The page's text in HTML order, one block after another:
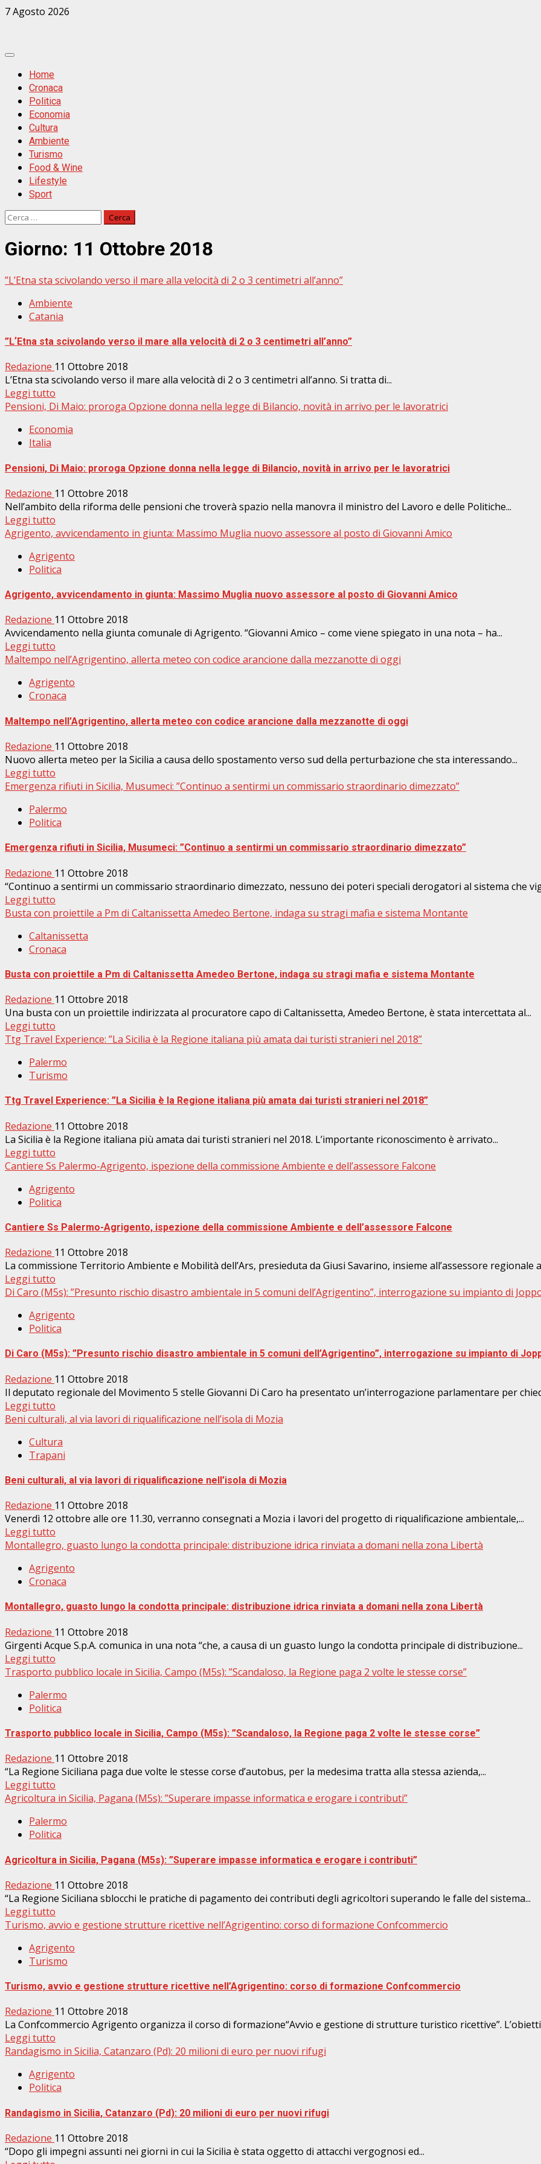
Zum
7 Agosto 2026
Primäres
MenüHome
Cronaca
Politica
Economia
Cultura
Ambiente
Turismo
Food & Wine
Lifestyle
Sport
Ricerca
Giorno: 11 Ottobre 2018
”LʼEtna sta scivolando verso il mare alla velocità di 2 o 3 centimetri all’anno”
Ambiente
Catania
”LʼEtna sta scivolando verso il mare alla velocità di 2 o 3 centimetri all’anno”
Redazione 11 Ottobre 2018
L’Etna sta scivolando verso il mare alla velocità di 2 o 3 centimetri all’anno. Si tratta di...
Leggi tutto
Pensioni, Di Maio: proroga Opzione donna nella legge di Bilancio, novità in arrivo per le lavoratrici
Economia
Italia
Pensioni, Di Maio: proroga Opzione donna nella legge di Bilancio, novità in arrivo per le lavoratrici
Redazione 11 Ottobre 2018
Nell’ambito della riforma delle pensioni che troverà spazio nella manovra il ministro del Lavoro e delle Politiche...
Leggi tutto
Agrigento, avvicendamento in giunta: Massimo Muglia nuovo assessore al posto di Giovanni Amico
Agrigento
Politica
Agrigento, avvicendamento in giunta: Massimo Muglia nuovo assessore al posto di Giovanni Amico
Redazione 11 Ottobre 2018
Avvicendamento nella giunta comunale di Agrigento. “Giovanni Amico – come viene spiegato in una nota – ha...
Leggi tutto
Maltempo nell’Agrigentino, allerta meteo con codice arancione dalla mezzanotte di oggi
Agrigento
Cronaca
Maltempo nell’Agrigentino, allerta meteo con codice arancione dalla mezzanotte di oggi
Redazione 11 Ottobre 2018
Nuovo allerta meteo per la Sicilia a causa dello spostamento verso sud della perturbazione che sta interessando...
Leggi tutto
Emergenza rifiuti in Sicilia, Musumeci: ”Continuo a sentirmi un commissario straordinario dimezzato”
Palermo
Politica
Emergenza rifiuti in Sicilia, Musumeci: ”Continuo a sentirmi un commissario straordinario dimezzato”
Redazione 11 Ottobre 2018
“Continuo a sentirmi un commissario straordinario dimezzato, nessuno dei poteri speciali derogatori al sistema che
Leggi tutto
Busta con proiettile a Pm di Caltanissetta Amedeo Bertone, indaga su stragi mafia e sistema Montante
Caltanissetta
Cronaca
Busta con proiettile a Pm di Caltanissetta Amedeo Bertone, indaga su stragi mafia e sistema Montante
Redazione 11 Ottobre 2018
Una busta con un proiettile indirizzata al procuratore capo di Caltanissetta, Amedeo Bertone, è stata intercettata al...
Leggi tutto
Ttg Travel Experience: ”La Sicilia è la Regione italiana più amata dai turisti stranieri nel 2018”
Palermo
Turismo
Ttg Travel Experience: ”La Sicilia è la Regione italiana più amata dai turisti stranieri nel 2018”
Redazione 11 Ottobre 2018
La Sicilia è la Regione italiana più amata dai turisti stranieri nel 2018. L’importante riconoscimento è arrivato...
Leggi tutto
Cantiere Ss Palermo-Agrigento, ispezione della commissione Ambiente e dell’assessore Falcone
Agrigento
Politica
Cantiere Ss Palermo-Agrigento, ispezione della commissione Ambiente e dell’assessore Falcone
Redazione 11 Ottobre 2018
La commissione Territorio Ambiente e Mobilità dell’Ars, presieduta da Giusi Savarino, insieme all’assessore regionale
Leggi tutto
Di Caro (M5s): ”Presunto rischio disastro ambientale in 5 comuni dell’Agrigentino”, interrogazione su impianto di
Agrigento
Politica
Di Caro (M5s): ”Presunto rischio disastro ambientale in 5 comuni dell’Agrigentino”, interrogazione su impianto di
Redazione 11 Ottobre 2018
Il deputato regionale del Movimento 5 stelle Giovanni Di Caro ha presentato un’interrogazione parlamentare per
Leggi tutto
Beni culturali, al via lavori di riqualificazione nell’isola di Mozia
Cultura
Trapani
Beni culturali, al via lavori di riqualificazione nell’isola di Mozia
Redazione 11 Ottobre 2018
Venerdì 12 ottobre alle ore 11.30, verranno consegnati a Mozia i lavori del progetto di riqualificazione ambientale,...
Leggi tutto
Montallegro, guasto lungo la condotta principale: distribuzione idrica rinviata a domani nella zona Libertà
Agrigento
Cronaca
Montallegro, guasto lungo la condotta principale: distribuzione idrica rinviata a domani nella zona Libertà
Redazione 11 Ottobre 2018
Girgenti Acque S.p.A. comunica in una nota “che, a causa di un guasto lungo la condotta principale di distribuzione...
Leggi tutto
Trasporto pubblico locale in Sicilia, Campo (M5s): ”Scandaloso, la Regione paga 2 volte le stesse corse”
Palermo
Politica
Trasporto pubblico locale in Sicilia, Campo (M5s): ”Scandaloso, la Regione paga 2 volte le stesse corse”
Redazione 11 Ottobre 2018
“La Regione Siciliana paga due volte le stesse corse d’autobus, per la medesima tratta alla stessa azienda,...
Leggi tutto
Agricoltura in Sicilia, Pagana (M5s): ”Superare impasse informatica e erogare i contributi”
Palermo
Politica
Agricoltura in Sicilia, Pagana (M5s): ”Superare impasse informatica e erogare i contributi”
Redazione 11 Ottobre 2018
“La Regione Siciliana sblocchi le pratiche di pagamento dei contributi degli agricoltori superando le falle del sistema...
Leggi tutto
Turismo, avvio e gestione strutture ricettive nell’Agrigentino: corso di formazione Confcommercio
Agrigento
Turismo
Turismo, avvio e gestione strutture ricettive nell’Agrigentino: corso di formazione Confcommercio
Redazione 11 Ottobre 2018
La Confcommercio Agrigento organizza il corso di formazione“Avvio e gestione di strutture turistico ricettive”.
Leggi tutto
Randagismo in Sicilia, Catanzaro (Pd): 20 milioni di euro per nuovi rifugi
Agrigento
Politica
Randagismo in Sicilia, Catanzaro (Pd): 20 milioni di euro per nuovi rifugi
Redazione 11 Ottobre 2018
“Dopo gli impegni assunti nei giorni in cui la Sicilia è stata oggetto di attacchi vergognosi ed...